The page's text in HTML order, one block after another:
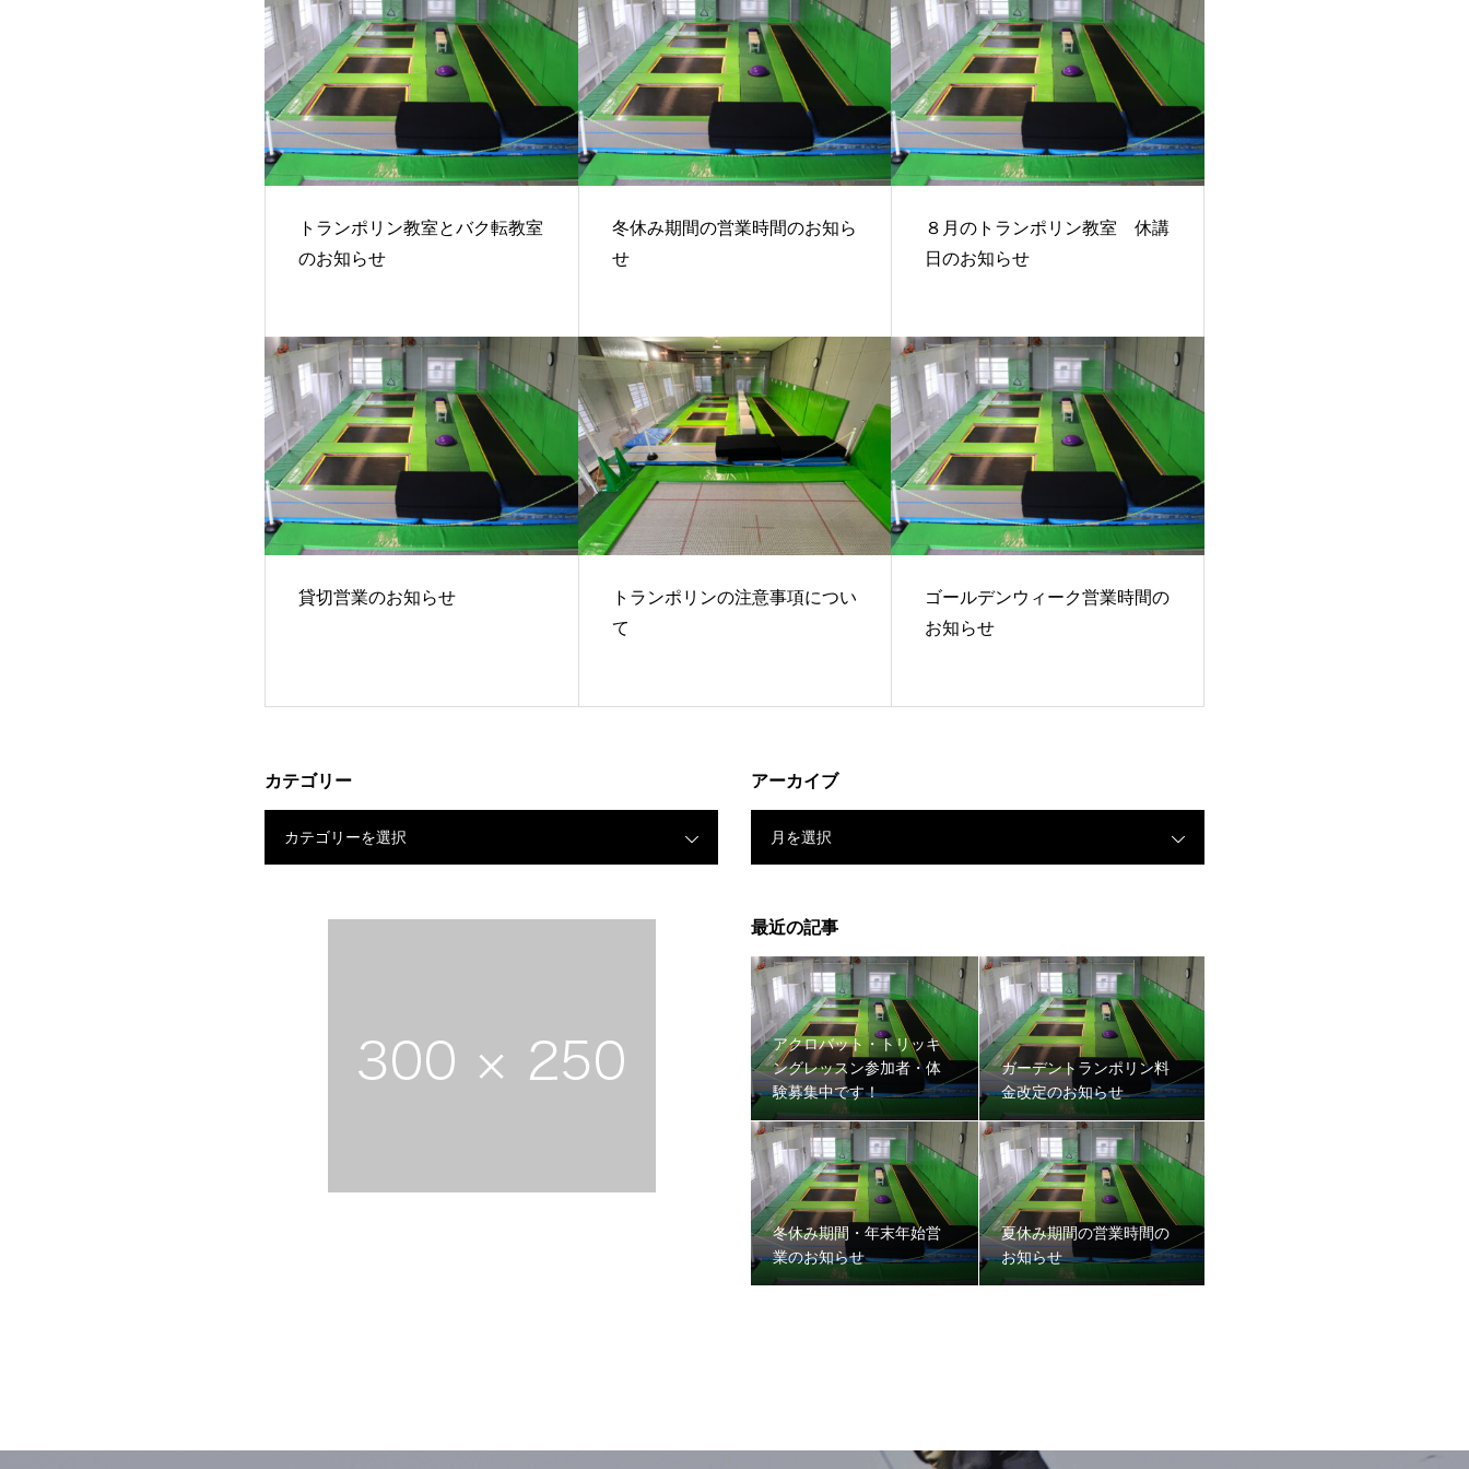
トランポリン教室とバク転教室
のお知らせ
冬休み期間の営業時間のお知ら
せ
８月のトランポリン教室 休講
日のお知らせ
貸切営業のお知らせ
トランポリンの注意事項につい
て
ゴールデンウィーク営業時間の
お知らせ
カテゴリー
カテゴリーを選択
アーカイブ
月を選択
最近の記事
アクロバット・トリッキ
ングレッスン参加者・体
験募集中です！
ガーデントランポリン料
金改定のお知らせ
冬休み期間・年末年始営
業のお知らせ
夏休み期間の営業時間の
お知らせ